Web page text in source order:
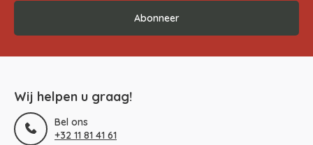
Abonneer
Wij helpen u graag!
Bel ons
+32 11 81 41 61